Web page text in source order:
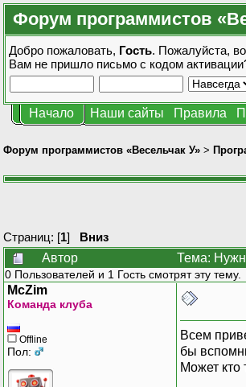
Форум программистов
Добро пожаловать, Гость. Пожалуйста,
Вам не пришло письмо с кодом
Начало Наши сайты Правила
Форум программистов «Весельчак У» >
Страниц: [1] Вниз
Автор
Тема:
0 Пользователей и 1 Гость смотрят эту тему.
McZim
Команда клуба
Offline
Пол:
Всем
бы
Может кто